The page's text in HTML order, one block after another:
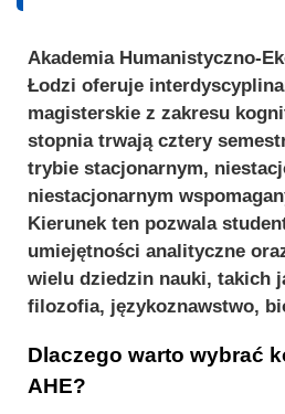
Akademia Humanistyczno-
Łodzi oferuje
magisterskie z zakresu
stopnia trwają cztery
trybie stacjonarnym,
niestacjonarnym
Kierunek ten pozwala
umiejętności analityczne
wielu dziedzin nauki, takich
filozofia, językoznawstwo,
Dlaczego warto wybrać
AHE?